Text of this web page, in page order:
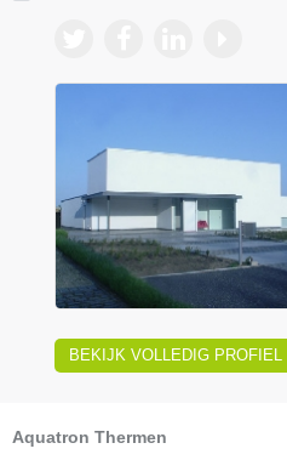
BEKIJK VOLLEDIG PROFIEL
Aquatron Thermen